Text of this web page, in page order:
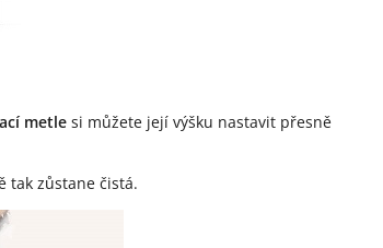
metle si můžete její výšku nastavit přesně
tak zůstane čistá.